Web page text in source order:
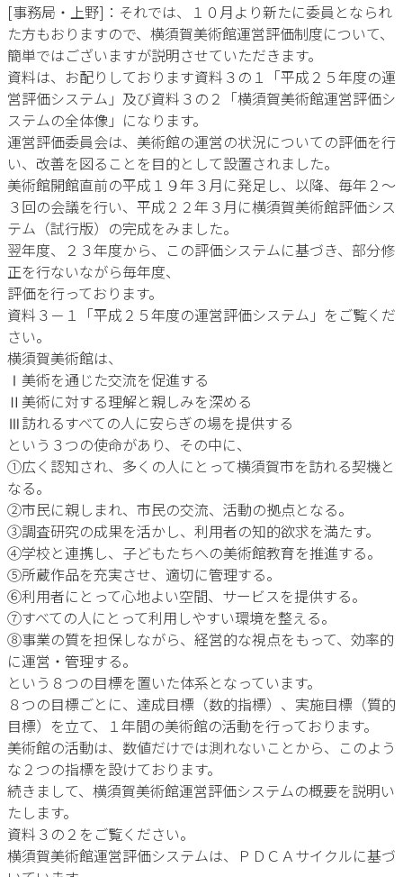
[事務局・上野]：それでは、１０月より新たに委員となられ
た方もおりますので、横須賀美術館運営評価制度について、
簡単ではございますが説明させていただきます。
資料は、お配りしております資料３の１「平成２５年度の運
営評価システム」及び資料３の２「横須賀美術館運営評価シ
ステムの全体像」になります。
運営評価委員会は、美術館の運営の状況についての評価を行
い、改善を図ることを目的として設置されました。
美術館開館直前の平成１９年３月に発足し、以降、毎年２～
３回の会議を行い、平成２２年３月に横須賀美術館評価シス
テム（試行版）の完成をみました。
翌年度、２３年度から、この評価システムに基づき、部分修
正を行ないながら毎年度、
評価を行っております。
資料３－１「平成２５年度の運営評価システム」をご覧くだ
さい。
横須賀美術館は、
Ⅰ美術を通じた交流を促進する
Ⅱ美術に対する理解と親しみを深める
Ⅲ訪れるすべての人に安らぎの場を提供する
という３つの使命があり、その中に、
①広く認知され、多くの人にとって横須賀市を訪れる契機と
なる。
②市民に親しまれ、市民の交流、活動の拠点となる。
③調査研究の成果を活かし、利用者の知的欲求を満たす。
④学校と連携し、子どもたちへの美術館教育を推進する。
⑤所蔵作品を充実させ、適切に管理する。
⑥利用者にとって心地よい空間、サービスを提供する。
⑦すべての人にとって利用しやすい環境を整える。
⑧事業の質を担保しながら、経営的な視点をもって、効率的
に運営・管理する。
という８つの目標を置いた体系となっています。
８つの目標ごとに、達成目標（数的指標）、実施目標（質的
目標）を立て、１年間の美術館の活動を行っております。
美術館の活動は、数値だけでは測れないことから、このよう
な２つの指標を設けております。
続きまして、横須賀美術館運営評価システムの概要を説明い
たします。
資料３の２をご覧ください。
横須賀美術館運営評価システムは、ＰＤＣＡサイクルに基づ